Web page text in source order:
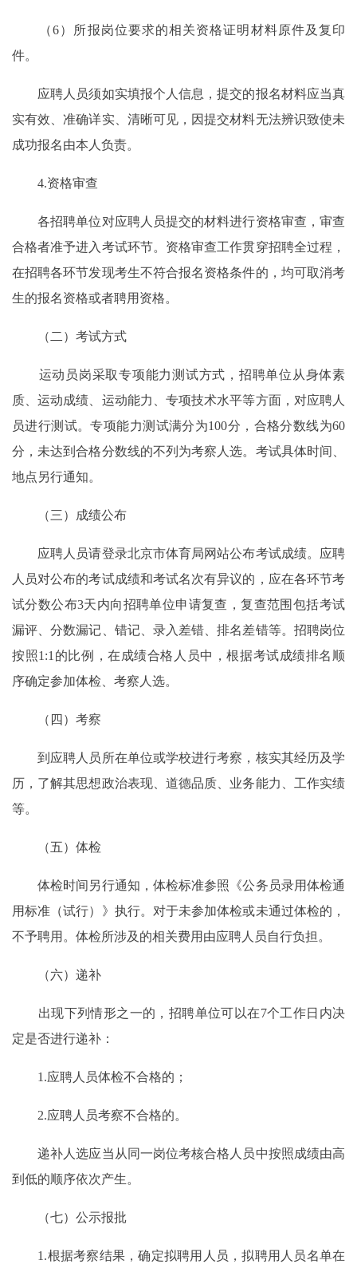
（6）所报岗位要求的相关资格证明材料原件及复印
件。
应聘人员须如实填报个人信息，提交的报名材料应当真
实有效、准确详实、清晰可见，因提交材料无法辨识致使未
成功报名由本人负责。
4.资格审查
各招聘单位对应聘人员提交的材料进行资格审查，审查
合格者准予进入考试环节。资格审查工作贯穿招聘全过程，
在招聘各环节发现考生不符合报名资格条件的，均可取消考
生的报名资格或者聘用资格。
（二）考试方式
运动员岗采取专项能力测试方式，招聘单位从身体素
质、运动成绩、运动能力、专项技术水平等方面，对应聘人
员进行测试。专项能力测试满分为100分，合格分数线为60
分，未达到合格分数线的不列为考察人选。考试具体时间、
地点另行通知。
（三）成绩公布
应聘人员请登录北京市体育局网站公布考试成绩。应聘
人员对公布的考试成绩和考试名次有异议的，应在各环节考
试分数公布3天内向招聘单位申请复查，复查范围包括考试
漏评、分数漏记、错记、录入差错、排名差错等。招聘岗位
按照1:1的比例，在成绩合格人员中，根据考试成绩排名顺
序确定参加体检、考察人选。
（四）考察
到应聘人员所在单位或学校进行考察，核实其经历及学
历，了解其思想政治表现、道德品质、业务能力、工作实绩
等。
（五）体检
体检时间另行通知，体检标准参照《公务员录用体检通
用标准（试行）》执行。对于未参加体检或未通过体检的，
不予聘用。体检所涉及的相关费用由应聘人员自行负担。
（六）递补
出现下列情形之一的，招聘单位可以在7个工作日内决
定是否进行递补：
1.应聘人员体检不合格的；
2.应聘人员考察不合格的。
递补人选应当从同一岗位考核合格人员中按照成绩由高
到低的顺序依次产生。
（七）公示报批
1.根据考察结果，确定拟聘用人员，拟聘用人员名单在